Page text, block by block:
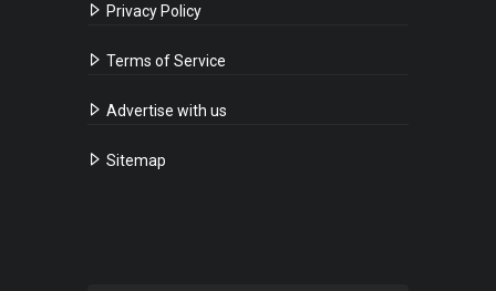
Privacy Policy
Terms of Service
Advertise with us
Sitemap